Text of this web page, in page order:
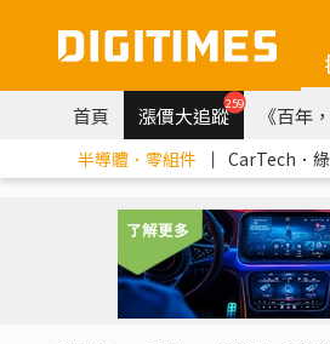
首頁 漲價大追蹤259 《百年
半導體．零組件 ｜ CarTech．